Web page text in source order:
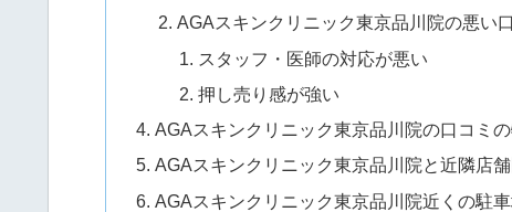
AGAスキンクリニック東京品川院の悪い
スタッフ・医師の対応が悪い
押し売り感が強い
AGAスキンクリニック東京品川院の口コミ
AGAスキンクリニック東京品川院と近隣店
AGAスキンクリニック東京品川院近くの駐